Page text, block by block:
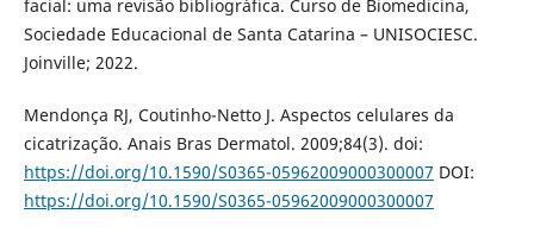
facial: uma revisão bibliográfica. Curso de Biomedicina,
Sociedade Educacional de Santa Catarina – UNISOCIESC.
Joinville; 2022.
Mendonça RJ, Coutinho-Netto J. Aspectos celulares da
cicatrização. Anais Bras Dermatol. 2009;84(3). doi:
https://doi.org/10.1590/S0365-05962009000300007 DOI:
https://doi.org/10.1590/S0365-05962009000300007